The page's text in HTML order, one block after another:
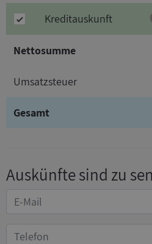
Kreditauskunft
Nettosumme
Umsatzsteuer
Gesamt
Auskünfte sind zu